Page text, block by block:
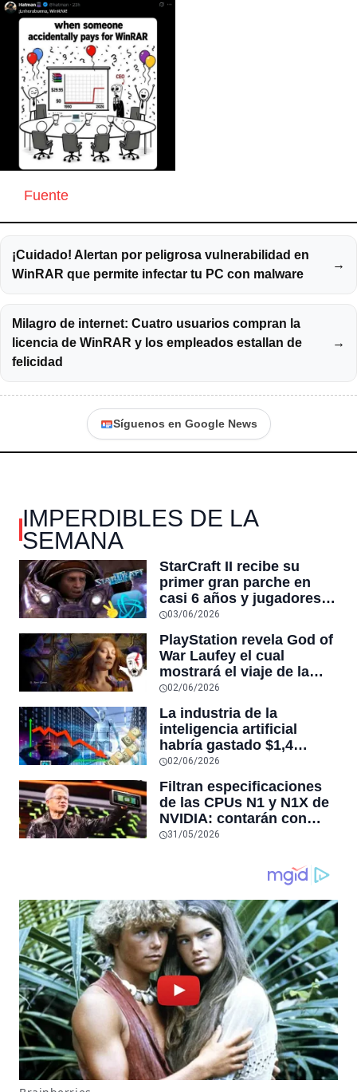
Fuente
¡Cuidado! Alertan por peligrosa vulnerabilidad en
WinRAR que permite infectar tu PC con malware
→
Milagro de internet: Cuatro usuarios compran la
licencia de WinRAR y los empleados estallan de
felicidad
→
Síguenos en Google News
IMPERDIBLES DE LA
SEMANA
StarCraft II recibe su
primer gran parche en
casi 6 años y jugadores
dicen que es
“esencialmente un juego
nuevo”
03/06/2026
PlayStation revela God of
War Laufey el cual
mostrará el viaje de la
esposa de Kratos tras su
muerte
02/06/2026
La industria de la
inteligencia artificial
habría gastado $1,4
billones de dólares y aún
no sería rentable, según
sitio que rastrea la
economía de este auge
02/06/2026
Filtran especificaciones
de las CPUs N1 y N1X de
NVIDIA: contarán con
hasta 20 núcleos Arm y el
en configuraciones de 12
31/05/2026